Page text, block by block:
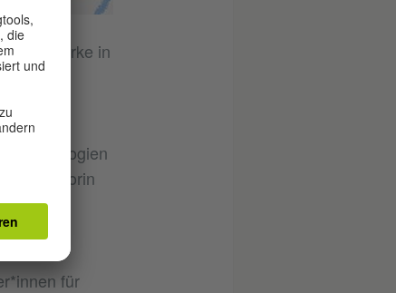
Werke in
Anthologien
Die Autorin
für